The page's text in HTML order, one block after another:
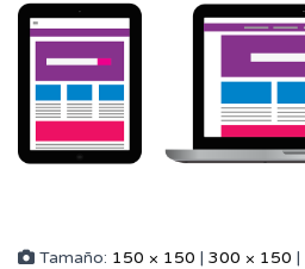
Tamaño: 150 × 150 | 300 × 150 |